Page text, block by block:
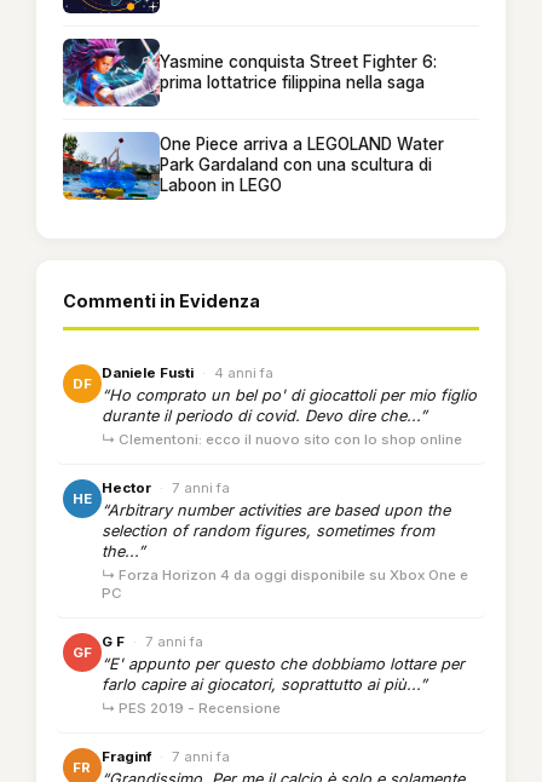
Yasmine conquista Street Fighter 6:
prima lottatrice filippina nella saga
One Piece arriva a LEGOLAND Water
Park Gardaland con una scultura di
Laboon in LEGO
Commenti in Evidenza
DF
Daniele Fusti · 4 anni fa
“Ho comprato un bel po' di giocattoli per mio figlio
durante il periodo di covid. Devo dire che...”
↳ Clementoni: ecco il nuovo sito con lo shop online
HE
Hector · 7 anni fa
“Arbitrary number activities are based upon the
selection of random figures, sometimes from
the...”
↳ Forza Horizon 4 da oggi disponibile su Xbox One e
PC
GF
G F · 7 anni fa
“E' appunto per questo che dobbiamo lottare per
farlo capire ai giocatori, soprattutto ai più...”
↳ PES 2019 - Recensione
FR
Fraginf · 7 anni fa